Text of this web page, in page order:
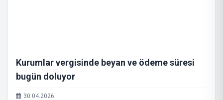
Kurumlar vergisinde beyan ve ödeme süresi
bugün doluyor
30.04.2026